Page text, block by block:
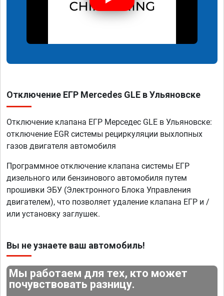
Отключение ЕГР Mercedes GLE в Ульяновске
Отключение клапана ЕГР Мерседес GLE в Ульяновске:
отключение EGR системы рециркуляции выхлопных
газов двигателя автомобиля
Программное отключение клапана системы ЕГР
дизельного или бензинового автомобиля путем
прошивки ЭБУ (Электронного Блока Управления
двигателем), что позволяет удаление клапана ЕГР и /
или установку заглушек.
Вы не узнаете ваш автомобиль!
Мы работаем для тех, кто может
почувствовать разницу.